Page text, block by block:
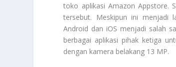
toko aplikasi Amazon Appstore.
tersebut. Meskipun ini menjadi
Android dan iOS menjadi salah
berbagai aplikasi pihak ketiga
dengan kamera belakang 13 MP.